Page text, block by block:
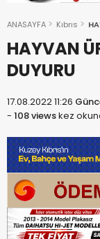
ANASAYFA Kıbrıs
HAYVAN
DUYURU
17.08.2022 11:26
- 108 viewskez